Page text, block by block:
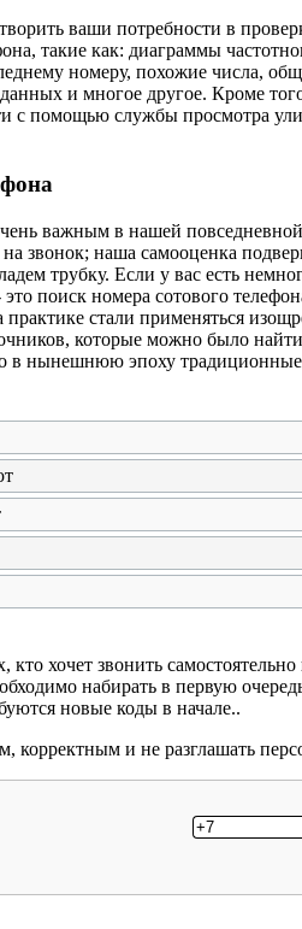
ваши потребности в
такие как: диаграммы
номеру, похожие числа,
и многое другое. Кроме
с помощью службы просмотра
важным в нашей
звонок; наша самооценка
трубку. Если у вас есть
поиск номера сотового
стали применяться
которые можно было
в нынешнюю эпоху
кто хочет звонить
набирать в первую
новые коды в начале..
корректным и не разглашать